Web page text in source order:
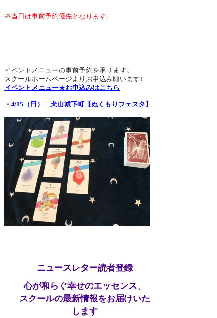
※当日は事前予約優先となります。
イベントメニューの事前予約を承ります。
スクールホームページよりお申込み願います↓
イベントメニュー★お申込みはこちら
・4/15（日） 犬山城下町【ぬくもりフェスタ】
ニュースレター読者登録
心が和らぐ幸せのエッセンス、
スクールの最新情報をお届けいた
します